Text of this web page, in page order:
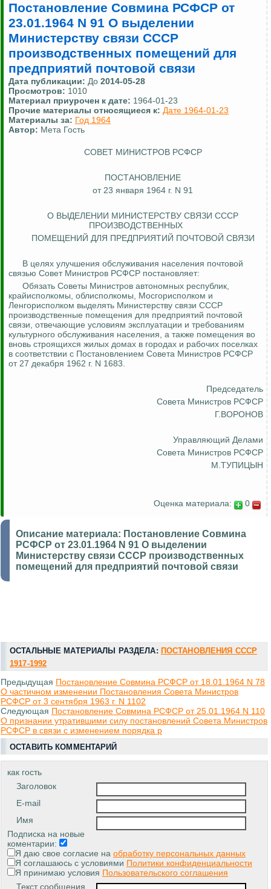
Постановление Совмина РСФСР от
23.01.1964 N 91 О выделении
Министерству связи СССР
производственных помещений для
предприятий почтовой связи
Дата публикации: До 2014-05-28
Просмотров: 1010
Материал приурочен к дате: 1964-01-23
Прочие материалы относящиеся к: Дате 1964-01-23
Материалы за: Год 1964
Автор: Мета Гость
СОВЕТ МИНИСТРОВ РСФСР
ПОСТАНОВЛЕНИЕ
от 23 января 1964 г. N 91
О ВЫДЕЛЕНИИ МИНИСТЕРСТВУ СВЯЗИ СССР
ПРОИЗВОДСТВЕННЫХ
ПОМЕЩЕНИЙ ДЛЯ ПРЕДПРИЯТИЙ ПОЧТОВОЙ СВЯЗИ
В целях улучшения обслуживания населения почтовой
связью Совет Министров РСФСР постановляет:
Обязать Советы Министров автономных республик,
крайисполкомы, облисполкомы, Мосгорисполком и
Ленгорисполком выделять Министерству связи СССР
производственные помещения для предприятий почтовой
связи, отвечающие условиям эксплуатации и требованиям
культурного обслуживания населения, а также помещения во
вновь строящихся жилых домах в городах и рабочих поселках
в соответствии с Постановлением Совета Министров РСФСР
от 27 декабря 1962 г. N 1683.
Председатель
Совета Министров РСФСР
Г.ВОРОНОВ
Управляющий Делами
Совета Министров РСФСР
М.ТУПИЦЫН
Оценка материала: 0
Описание материала: Постановление Совмина
РСФСР от 23.01.1964 N 91 О выделении
Министерству связи СССР производственных
помещений для предприятий почтовой связи
ОСТАЛЬНЫЕ МАТЕРИАЛЫ РАЗДЕЛА: ПОСТАНОВЛЕНИЯ СССР
1917-1992
Предыдущая Постановление Совмина РСФСР от 18.01.1964 N 78
О частичном изменении Постановления Совета Министров
РСФСР от 3 сентября 1963 г. N 1102
Следующая Постановление Совмина РСФСР от 25.01.1964 N 110
О признании утратившими силу постановлений Совета Министров
РСФСР в связи с изменением порядка р
ОСТАВИТЬ КОММЕНТАРИЙ
как гость
Заголовок
E-mail
Имя
Подписка на новые
коментарии:
Я даю свое согласие на обработку персональных данных
Я соглашаюсь с условиями Политики конфиденциальности
Я принимаю условия Пользовательского соглашения
Текст сообщения